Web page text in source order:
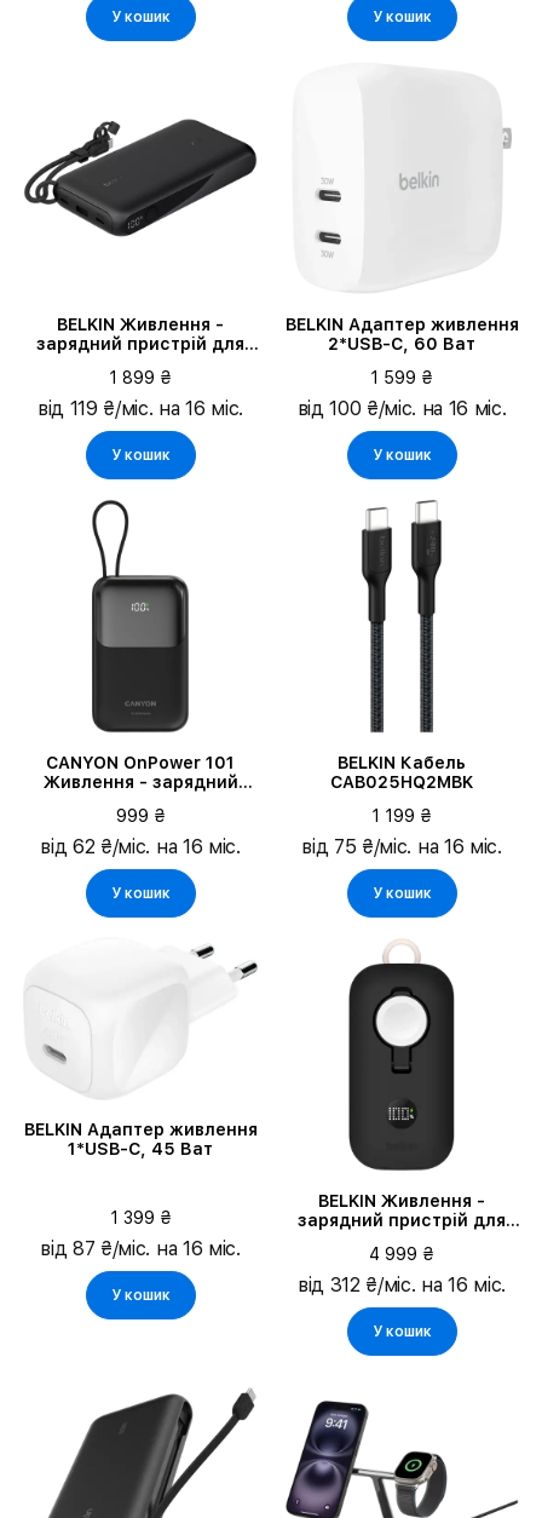
У кошик У кошик
BELKIN Живлення -
зарядний пристрій для
1 899 ₴
від 119 ₴/міс. на 16 міс.
У кошик
BELKIN Адаптер живлення
2*USB-C, 60 Ват
1 599 ₴
від 100 ₴/міс. на 16 міс.
У кошик
CANYON OnPower 101
Живлення - зарядний
Чорний
999 ₴
від 62 ₴/міс. на 16 міс.
У кошик
BELKIN Кабель
CAB025HQ2MBK
1 199 ₴
від 75 ₴/міс. на 16 міс.
У кошик
BELKIN Адаптер живлення
1*USB-C, 45 Ват
1 399 ₴
від 87 ₴/міс. на 16 міс.
У кошик
BELKIN Живлення -
зарядний пристрій для
4 999 ₴
від 312 ₴/міс. на 16 міс.
У кошик